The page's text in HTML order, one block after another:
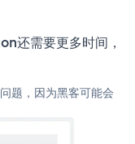
还需要更多时间，
题，因为黑客可能会